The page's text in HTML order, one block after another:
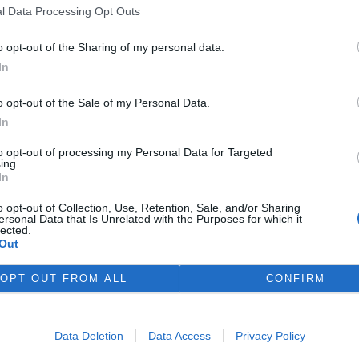
Data Processing Opt Outs
opt-out of the Sharing of my personal data.
opt-out of the Sale of my Personal Data.
opt-out of processing my Personal Data for Targeted
opt-out of Collection, Use, Retention, Sale, and/or Sharing
Data that Is Unrelated with the Purposes for which it
OPT OUT FROM ALL CONFIRM
Data Deletion Data Access Privacy Policy
refurbed, evropským
nových pravidel zůstat
spotřebitele bude stále
má přitom usnadnit
doby, zlepšit dostupnost
zásahy do zařízení
Nestanovuje však
ceny náhradních dílů a
rok končí v odpadu miliony
přestože by
z nich mohly dál sloužit. Od
2026 se tento přístup
které má